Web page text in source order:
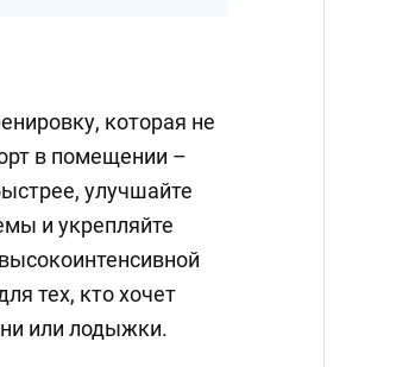
которая не
в помещении –
улучшайте
и укрепляйте
тех, кто хочет
или лодыжки.